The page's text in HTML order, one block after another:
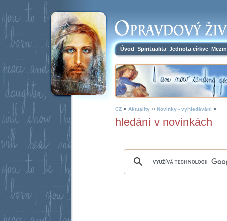
Úvod Spiritualita Jednota církve
CZ » Aktuality » Novinky - vyhledávání »
hledání v novinkách